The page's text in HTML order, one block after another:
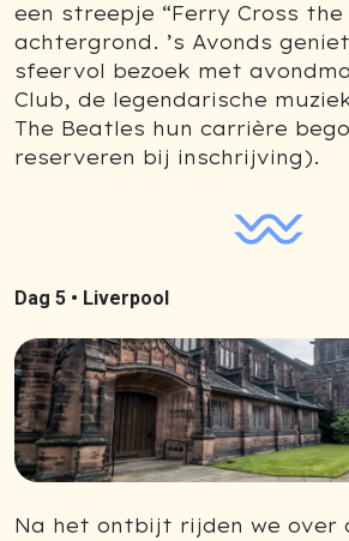
een streepje “Ferry Cross the
achtergrond. ’s Avonds
sfeervol bezoek met
Club, de legendarische
The Beatles hun carrière
reserveren bij inschrijving).
Dag 5 • Liverpool
Na het ontbijt rijden we over